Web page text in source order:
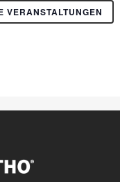
VERANSTALTUNGEN